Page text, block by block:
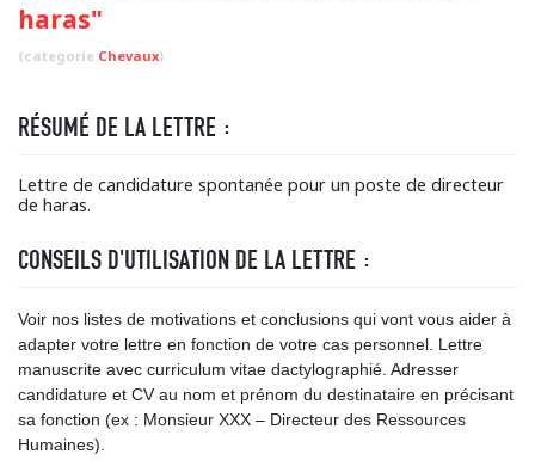
haras"
(categorie Chevaux)
RÉSUMÉ DE LA LETTRE :
Lettre de candidature spontanée pour un poste de directeur
de haras.
CONSEILS D'UTILISATION DE LA LETTRE :
Voir nos listes de motivations et conclusions qui vont vous aider à
adapter votre lettre en fonction de votre cas personnel. Lettre
manuscrite avec curriculum vitae dactylographié. Adresser
candidature et CV au nom et prénom du destinataire en précisant
sa fonction (ex : Monsieur XXX – Directeur des Ressources
Humaines).